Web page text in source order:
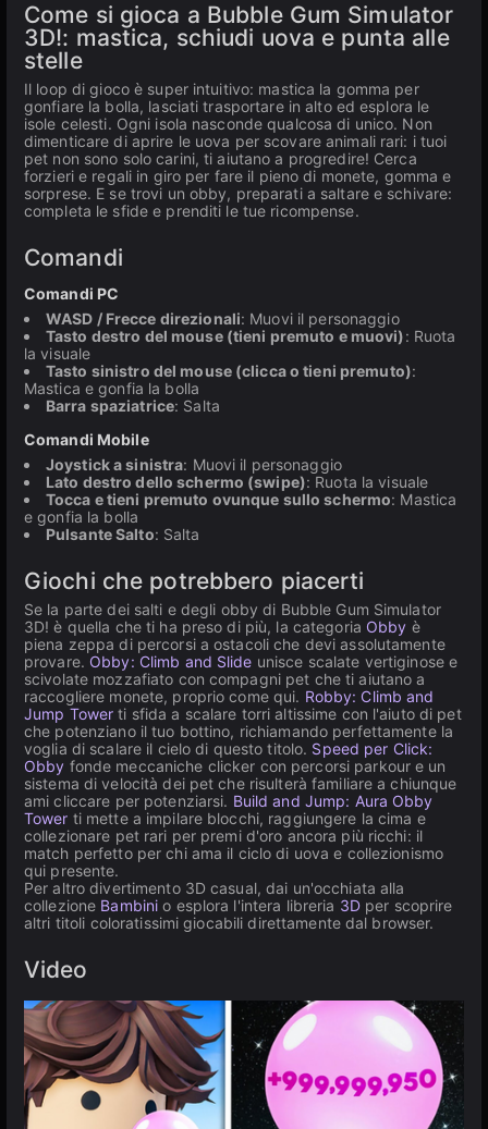
Come si gioca a Bubble Gum Simulator
3D!: mastica, schiudi uova e punta alle
stelle
Il loop di gioco è super intuitivo: mastica la gomma per
gonfiare la bolla, lasciati trasportare in alto ed esplora le
isole celesti. Ogni isola nasconde qualcosa di unico. Non
dimenticare di aprire le uova per scovare animali rari: i tuoi
pet non sono solo carini, ti aiutano a progredire! Cerca
forzieri e regali in giro per fare il pieno di monete, gomma e
sorprese. E se trovi un obby, preparati a saltare e schivare:
completa le sfide e prenditi le tue ricompense.
Comandi
Comandi PC
WASD / Frecce direzionali: Muovi il personaggio
Tasto destro del mouse (tieni premuto e muovi): Ruota
la visuale
Tasto sinistro del mouse (clicca o tieni premuto):
Mastica e gonfia la bolla
Barra spaziatrice: Salta
Comandi Mobile
Joystick a sinistra: Muovi il personaggio
Lato destro dello schermo (swipe): Ruota la visuale
Tocca e tieni premuto ovunque sullo schermo: Mastica
e gonfia la bolla
Pulsante Salto: Salta
Giochi che potrebbero piacerti
Se la parte dei salti e degli obby di Bubble Gum Simulator
3D! è quella che ti ha preso di più, la categoria Obby è
piena zeppa di percorsi a ostacoli che devi assolutamente
provare. Obby: Climb and Slide unisce scalate vertiginose e
scivolate mozzafiato con compagni pet che ti aiutano a
raccogliere monete, proprio come qui. Robby: Climb and
Jump Tower ti sfida a scalare torri altissime con l'aiuto di pet
che potenziano il tuo bottino, richiamando perfettamente la
voglia di scalare il cielo di questo titolo. Speed per Click:
Obby fonde meccaniche clicker con percorsi parkour e un
sistema di velocità dei pet che risulterà familiare a chiunque
ami cliccare per potenziarsi. Build and Jump: Aura Obby
Tower ti mette a impilare blocchi, raggiungere la cima e
collezionare pet rari per premi d'oro ancora più ricchi: il
match perfetto per chi ama il ciclo di uova e collezionismo
qui presente.
Per altro divertimento 3D casual, dai un'occhiata alla
collezione Bambini o esplora l'intera libreria 3Dper scoprire
altri titoli coloratissimi giocabili direttamente dal browser.
Video